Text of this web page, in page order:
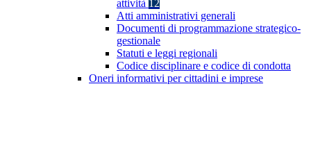
attività 12
Atti amministrativi generali
Documenti di programmazione strategico-
gestionale
Statuti e leggi regionali
Codice disciplinare e codice di condotta
Oneri informativi per cittadini e imprese